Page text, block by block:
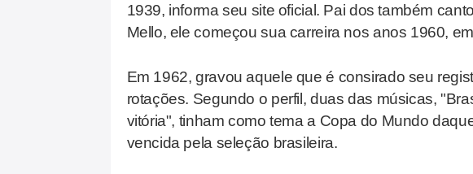
1939, informa seu site oficial. Pai dos também
Mello, ele começou sua carreira nos anos 1960,
Em 1962, gravou aquele que é consirado seu
rotações. Segundo o perfil, duas das músicas,
vitória", tinham como tema a Copa do Mundo
vencida pela seleção brasileira.